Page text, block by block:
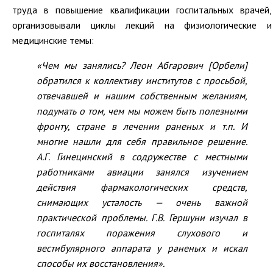
труда в повышение квалификации госпитальных врачей,
организовывали циклы лекций на физиологические и
медицинские темы:
«Чем мы занялись? Леон Абгарович [Орбели]
обратился к коллективу институтов с просьбой,
отвечавшей и нашим собственным желаниям,
подумать о том, чем мы можем быть полезными
фронту, стране в лечении раненых и т.п. И
многие нашли для себя правильное решение.
А.Г. Гинецинский в содружестве с местными
работниками авиации занялся изучением
действия фармакологических средств,
снимающих усталость — очень важной
практической проблемы. Г.В. Гершуни изучал в
госпиталях поражения слухового и
вестибулярного аппарата у раненых и искал
способы их восстановления».